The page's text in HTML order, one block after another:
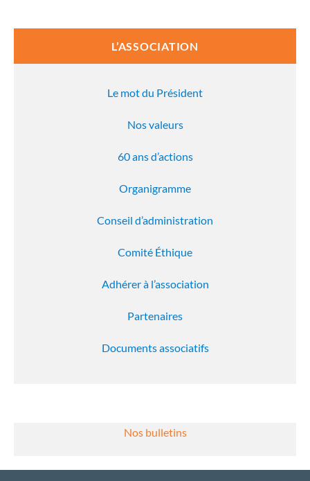
L’ASSOCIATION
Le mot du Président
Nos valeurs
60 ans d’actions
Organigramme
Conseil d’administration
Comité Éthique
Adhérer à l’association
Partenaires
Documents associatifs
Nos bulletins